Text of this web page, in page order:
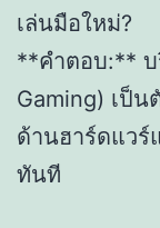
เล่นมือใหม่?
**คำตอบ:** บ
Gaming) เป็น
ด้านฮาร์ดแวร์
ทันที